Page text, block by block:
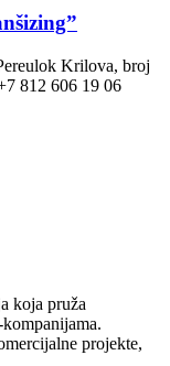
Krilova, broj
812 606 19 06
koja pruža
projekte,